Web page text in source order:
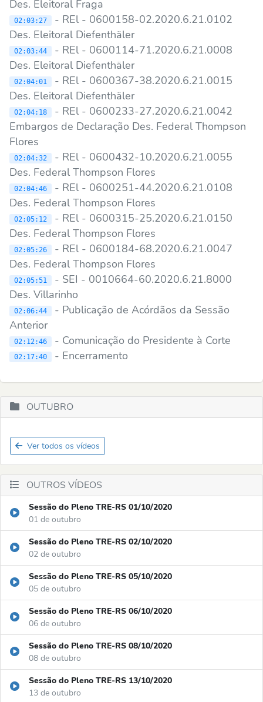
Des. Eleitoral Fraga
02:03:27
- REl - 0600158-02.2020.6.21.0102
Des. Eleitoral Diefenthäler
02:03:44
- REl - 0600114-71.2020.6.21.0008
Des. Eleitoral Diefenthäler
02:04:01
- REl - 0600367-38.2020.6.21.0015
Des. Eleitoral Diefenthäler
02:04:18
- REl - 0600233-27.2020.6.21.0042
Embargos de Declaração Des. Federal Thompson
Flores
02:04:32
- REl - 0600432-10.2020.6.21.0055
Des. Federal Thompson Flores
02:04:46
- REl - 0600251-44.2020.6.21.0108
Des. Federal Thompson Flores
02:05:12
- REl - 0600315-25.2020.6.21.0150
Des. Federal Thompson Flores
02:05:26
- REl - 0600184-68.2020.6.21.0047
Des. Federal Thompson Flores
02:05:51
- SEI - 0010664-60.2020.6.21.8000
Des. Villarinho
02:06:44
- Publicação de Acórdãos da Sessão
Anterior
02:12:46 - Comunicação do Presidente à Corte
02:17:40 - Encerramento
OUTUBRO
Ver todos os vídeos
OUTROS VÍDEOS
Sessão do Pleno TRE-RS 01/10/2020
01 de outubro
Sessão do Pleno TRE-RS 02/10/2020
02 de outubro
Sessão do Pleno TRE-RS 05/10/2020
05 de outubro
Sessão do Pleno TRE-RS 06/10/2020
06 de outubro
Sessão do Pleno TRE-RS 08/10/2020
08 de outubro
Sessão do Pleno TRE-RS 13/10/2020
13 de outubro